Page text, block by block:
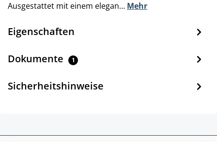
Ausgestattet mit einem elegan… Mehr
Eigenschaften
Dokumente 1
Sicherheitshinweise